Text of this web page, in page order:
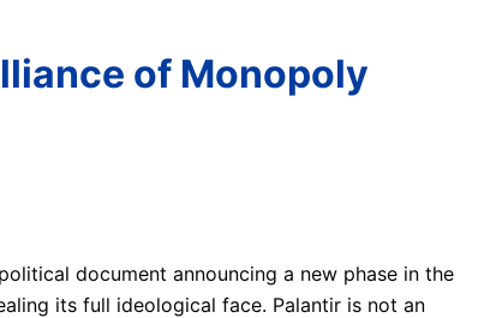
of Monopoly
document announcing a new phase in the
its full ideological face. Palantir is not an